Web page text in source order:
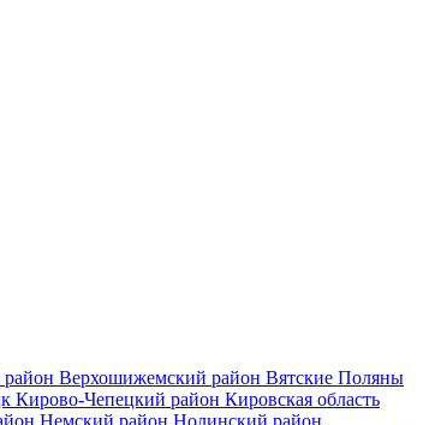
Верхошижемский район Вятские Поляны
Кирово-Чепецкий район Кировская область
Немский район Нолинский район